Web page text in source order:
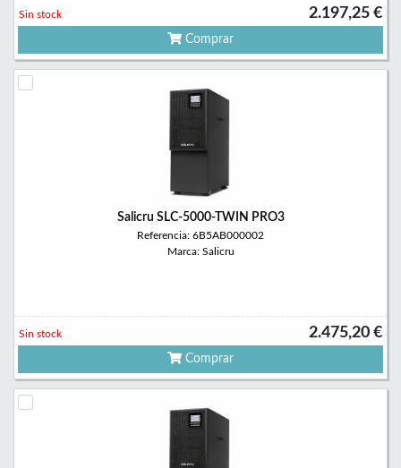
2.197,25 €
Sin stock
Comprar
Salicru SLC-5000-TWIN PRO3
Referencia: 6B5AB000002
Marca: Salicru
2.475,20 €
Sin stock
Comprar